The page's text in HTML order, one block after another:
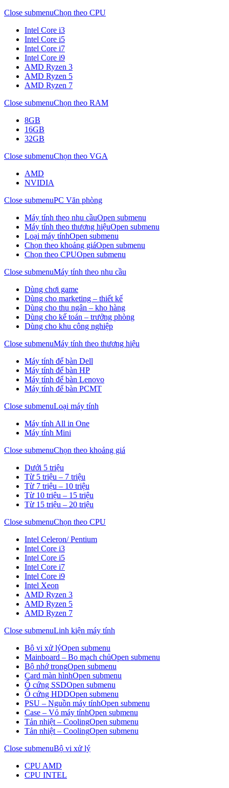
Close submenuChọn theo CPU
Intel Core i3
Intel Core i5
Intel Core i7
Intel Core i9
AMD Ryzen 3
AMD Ryzen 5
AMD Ryzen 7
Close submenuChọn theo RAM
8GB
16GB
32GB
Close submenuChọn theo VGA
AMD
NVIDIA
Close submenuPC Văn phòng
Máy tính theo nhu cầuOpen submenu
Máy tính theo thương hiệuOpen submenu
Loại máy tínhOpen submenu
Chọn theo khoảng giáOpen submenu
Chọn theo CPUOpen submenu
Close submenuMáy tính theo nhu cầu
Dùng chơi game
Dùng cho marketing – thiết kế
Dùng cho thu ngân – kho hàng
Dùng cho kế toán – trưởng phòng
Dùng cho khu công nghiệp
Close submenuMáy tính theo thương hiệu
Máy tính để bàn Dell
Máy tính để bàn HP
Máy tính để bàn Lenovo
Máy tính để bàn PCMT
Close submenuLoại máy tính
Máy tính All in One
Máy tính Mini
Close submenuChọn theo khoảng giá
Dưới 5 triệu
Từ 5 triệu – 7 triệu
Từ 7 triệu – 10 triệu
Từ 10 triệu – 15 triệu
Từ 15 triệu – 20 triệu
Close submenuChọn theo CPU
Intel Celeron/ Pentium
Intel Core i3
Intel Core i5
Intel Core i7
Intel Core i9
Intel Xeon
AMD Ryzen 3
AMD Ryzen 5
AMD Ryzen 7
Close submenuLinh kiện máy tính
Bộ vi xử lýOpen submenu
Mainboard – Bo mạch chủOpen submenu
Bộ nhớ trongOpen submenu
Card màn hìnhOpen submenu
Ổ cứng SSDOpen submenu
Ổ cứng HDDOpen submenu
PSU – Nguồn máy tínhOpen submenu
Case – Vỏ máy tínhOpen submenu
Tản nhiệt – CoolingOpen submenu
Tản nhiệt – CoolingOpen submenu
Close submenuBộ vi xử lý
CPU AMD
CPU INTEL